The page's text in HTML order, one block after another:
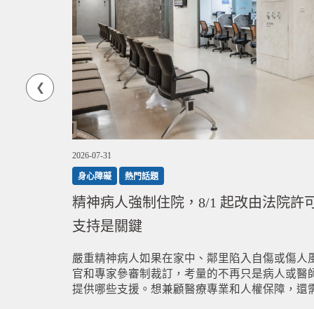
2026-07-31
身心障礙 熱門話題
精神病人強制住院，8/1 起改由法院許
支持是關鍵
嚴重精神病人如果在家中、鄰里陷入自傷或傷人
官和專家參審制裁訂，考量的不再只是病人或醫
提供哪些支援。想兼顧醫療專業和人權保障，還